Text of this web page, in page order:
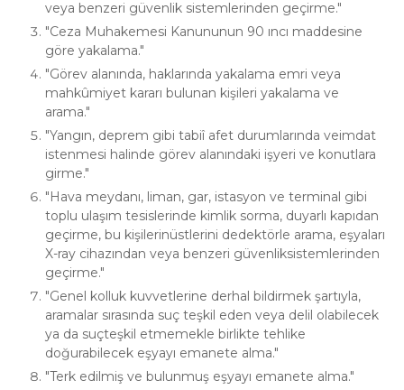
veya benzeri güvenlik sistemlerinden geçirme.
Ceza Muhakemesi Kanununun 90 ıncı maddesine
göre yakalama.
Görev alanında, haklarında yakalama emri veya
mahkûmiyet kararı bulunan kişileri yakalama ve
arama.
Yangın, deprem gibi tabiî afet durumlarında veimdat
istenmesi halinde görev alanındaki işyeri ve konutlara
girme.
Hava meydanı, liman, gar, istasyon ve terminal gibi
toplu ulaşım tesislerinde kimlik sorma, duyarlı kapıdan
geçirme, bu kişilerinüstlerini dedektörle arama, eşyaları
X-ray cihazından veya benzeri güvenliksistemlerinden
geçirme.
Genel kolluk kuvvetlerine derhal bildirmek şartıyla,
aramalar sırasında suç teşkil eden veya delil olabilecek
ya da suçteşkil etmemekle birlikte tehlike
doğurabilecek eşyayı emanete alma.
Terk edilmiş ve bulunmuş eşyayı emanete alma.